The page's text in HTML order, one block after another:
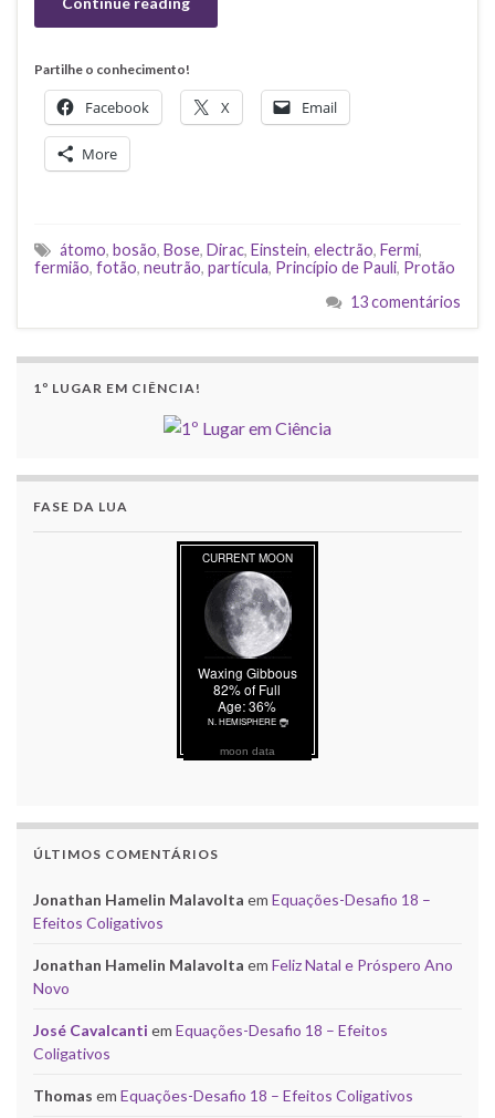
Partilhe o conhecimento!
Facebook X Email
More
átomo, bosão, Bose, Dirac, Einstein, electrão, Fermi,
fermião, fotão, neutrão, partícula, Princípio de Pauli, Protão
13 comentários
1º LUGAR EM CIÊNCIA!
FASE DA LUA
moon data
ÚLTIMOS COMENTÁRIOS
Jonathan Hamelin Malavolta em Equações-Desafio 18 –
Efeitos Coligativos
Jonathan Hamelin Malavolta em Feliz Natal e Próspero Ano
Novo
José Cavalcanti em Equações-Desafio 18 – Efeitos
Coligativos
Thomas em Equações-Desafio 18 – Efeitos Coligativos